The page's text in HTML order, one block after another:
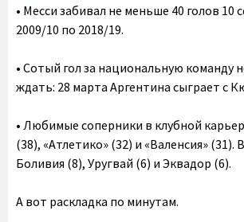
• Месси забивал не меньше 40 голов 10
2009/10 по 2018/19.
• Сотый гол за национальную команду
ждать: 28 марта Аргентина сыграет с
• Любимые соперники в клубной
(38), «Атлетико» (32) и «Валенсия» (31).
Боливия (8), Уругвай (6) и Эквадор (6).
А вот раскладка по минутам.